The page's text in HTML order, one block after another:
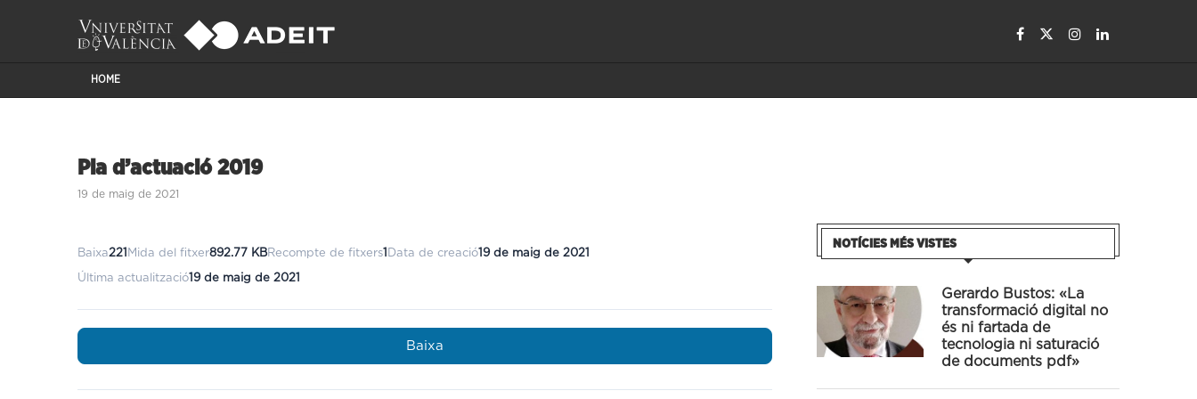
HOME
Pla d’actuació 2019
19 de maig de 2021
Baixa221 Mida del fitxer892.77 KBRecompte de fitxers1 Data de creació19 de maig de 2021
Última actualització19 de maig de 2021
Baixa
NOTÍCIES MÉS VISTES
Gerardo Bustos: «La
transformació digital no
és ni fartada de
tecnologia ni saturació
de documents pdf»